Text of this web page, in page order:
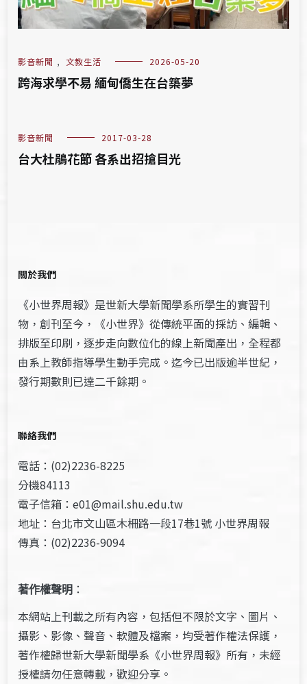
影音新聞 , 文教生活 2026-05-20
跨海求學不易 緬甸僑生在台築夢
影音新聞 2017-03-28
台大杜鵑花節 各系出招搶目光
關於我們
《小世界周報》是世新大學新聞學系所學生的實習刊
物，創刊至今，《小世界》從傳統平面的採訪、編輯、
排版至印刷，逐步走向數位化的線上新聞產出，全程都
由系上教師指導學生動手完成。迄今已出版逾半世紀，
發行期數則已達二千餘期。
聯絡我們
電話：(02)2236-8225
分機84113
電子信箱：e01@mail.shu.edu.tw
地址：台北市文山區木柵路一段17巷1號 小世界周報
傳真：(02)2236-9094
著作權聲明 ：
本網站上刊載之所有內容，包括但不限於文字、圖片、
攝影、影像、聲音、軟體及檔案，均受著作權法保護，
著作權歸世新大學新聞學系《小世界周報》所有，未經
授權請勿任意轉載，歡迎分享。